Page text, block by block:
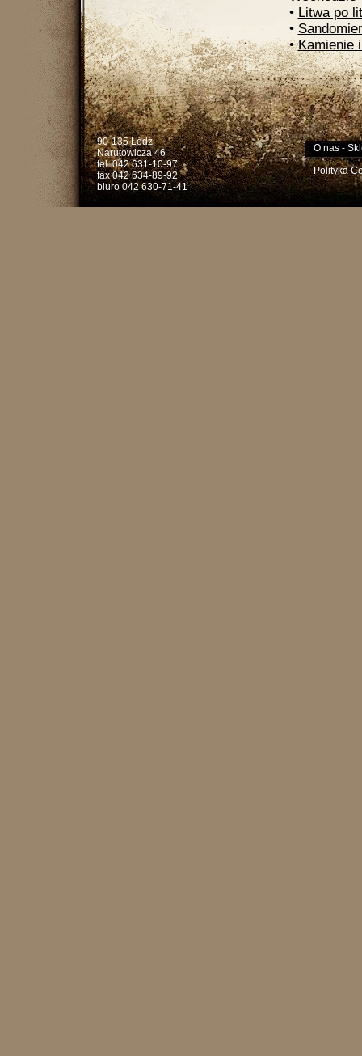
• Litwa po
•
• Kamienie
90-135 Łódź
Narutowicza 46
tel. 042 631-10-97
fax 042 634-89-92
biuro 042 630-71-41
O nas-
Polityka